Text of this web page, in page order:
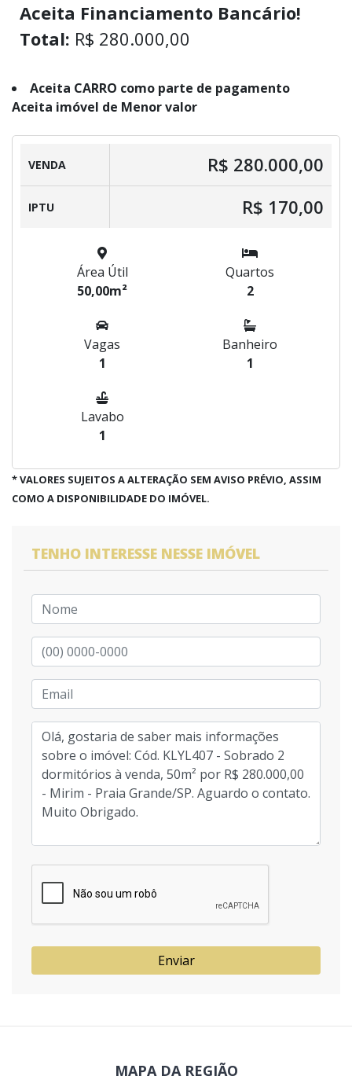
Aceita Financiamento Bancário!
Total: R$ 280.000,00
Aceita CARRO como parte de pagamento
Aceita imóvel de Menor valor
VENDA R$ 280.000,00
IPTU R$ 170,00
Área Útil
50,00m²
Quartos
2
Vagas
1
Banheiro
1
Lavabo
1
* VALORES SUJEITOS A ALTERAÇÃO SEM AVISO PRÉVIO, ASSIM
COMO A DISPONIBILIDADE DO IMÓVEL.
TENHO INTERESSE NESSE IMÓVEL
Enviar
MAPA DA REGIÃO